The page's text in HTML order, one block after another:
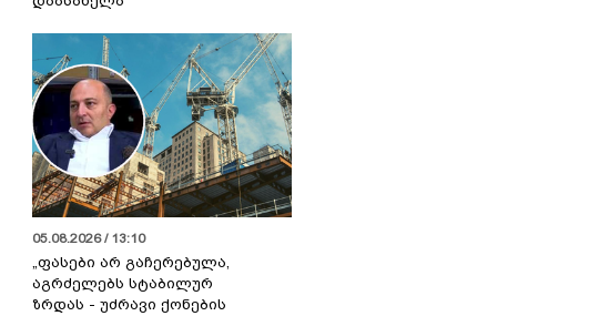
05.08.2026 / 13:10
„ფასები არ გაჩერებულა,
აგრძელებს სტაბილურ
ზრდას - უძრავი ქონების